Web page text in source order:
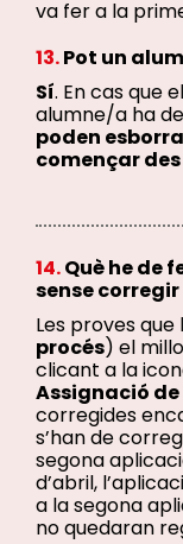
va fer a la
13.Pot un
Sí. En cas que
alumne/a ha
poden
començar
14.Què he de
sense
Les proves
procés) el
clicant a la
Assignació
corregides
s’han de
segona
d’abril,
a la segona
no quedaran